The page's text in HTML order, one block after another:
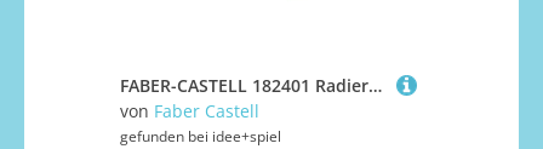
FABER-CASTELL 182401 Radierer SLEEVE rot/blau
von Faber Castell
gefunden bei idee+spiel